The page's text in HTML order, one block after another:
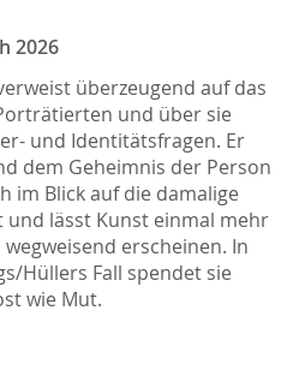
2026
überzeugend auf das
und über sie
und Identitätsfragen. Er
dem Geheimnis der Person
im Blick auf die damalige
und lässt Kunst einmal mehr
erscheinen. In
Hüllers Fall spendet sie
wie Mut.